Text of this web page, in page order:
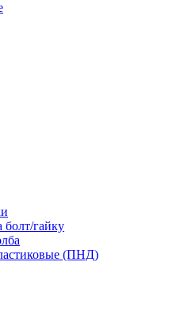
болт/гайку
(ПНД)